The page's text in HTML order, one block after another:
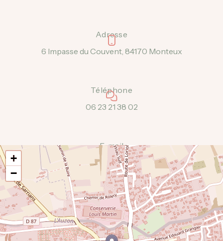
Adresse
6 Impasse du Couvent, 84170 Monteux
Téléphone
06 23 21 38 02
E-mail
cerinissyme.bressy@gmail.com
+
−